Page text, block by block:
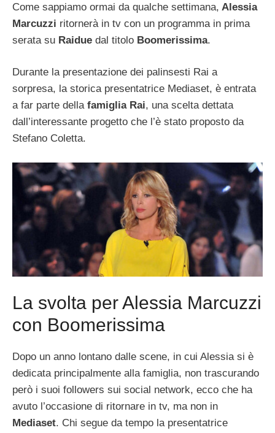
Come sappiamo ormai da qualche settimana, Alessia
Marcuzzi ritornerà in tv con un programma in prima
serata su Raidue dal titolo Boomerissima.
Durante la presentazione dei palinsesti Rai a
sorpresa, la storica presentatrice Mediaset, è entrata
a far parte dellafamiglia Rai, una scelta dettata
dall’interessante progetto che l’è stato proposto da
Stefano Coletta.
La svolta per Alessia Marcuzzi
con Boomerissima
Dopo un anno lontano dalle scene, in cui Alessia si è
dedicata principalmente alla famiglia, non trascurando
però i suoi followers sui social network, ecco che ha
avuto l’occasione di ritornare in tv, ma non in
Mediaset. Chi segue da tempo la presentatrice